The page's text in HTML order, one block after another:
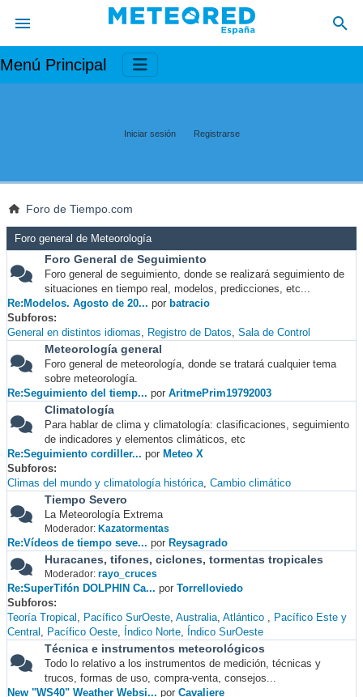
Menú Principal
Iniciar sesión Registrarse
Foro de Tiempo.com
Foro general de Meteorología
Foro General de Seguimiento
Foro general de seguimiento, donde se realizará seguimiento de
situaciones en tiempo real, modelos, predicciones, etc...
Re:Modelos. Agosto de 20... por batracio
Subforos
General en distintos idiomas
Registro de Datos Sala de Control
Meteorología general
Foro general de meteorología, donde se tratará cualquier tema
sobre meteorología.
Re:Seguimiento del tiemp... por AritmePrim19792003
Climatología
Para hablar de clima y climatología: clasificaciones, seguimiento
de indicadores y elementos climáticos, etc
Re:Seguimiento cordiller... por Meteo X
Subforos
Climas del mundo y climatología histórica Cambio climático
Tiempo Severo
La Meteorología Extrema
Moderador: Kazatormentas
Re:Vídeos de tiempo seve... por Reysagrado
Huracanes, tifones, ciclones, tormentas tropicales
Moderador: rayo_cruces
Re:SuperTifón DOLPHIN Ca... por Torrelloviedo
Subforos
Teoría Tropical
Pacífico SurOeste Australia Atlántico
Pacífico Este y
Central
Pacífico Oeste Índico Norte Índico SurOeste
Técnica e instrumentos meteorológicos
Todo lo relativo a los instrumentos de medición, técnicas y
trucos, formas de uso, compra-venta, consejos...
New "WS40" Weather Websi... por Cavaliere